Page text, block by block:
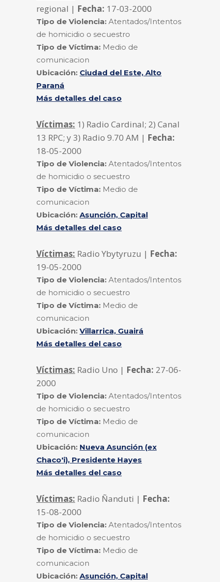
regional | Fecha: 17-03-2000
Tipo de Violencia: Atentados/Intentos
de homicidio o secuestro
Tipo de Víctima: Medio de
comunicacion
Ubicación: Ciudad del Este, Alto
Paraná
Más detalles del caso
Víctimas: 1) Radio Cardinal; 2) Canal
13 RPC; y 3) Radio 9.70 AM | Fecha:
18-05-2000
Tipo de Violencia: Atentados/Intentos
de homicidio o secuestro
Tipo de Víctima: Medio de
comunicacion
Ubicación: Asunción, Capital
Más detalles del caso
Víctimas: Radio Ybytyruzu | Fecha:
19-05-2000
Tipo de Violencia: Atentados/Intentos
de homicidio o secuestro
Tipo de Víctima: Medio de
comunicacion
Ubicación: Villarrica, Guairá
Más detalles del caso
Víctimas: Radio Uno | Fecha: 27-06-
2000
Tipo de Violencia: Atentados/Intentos
de homicidio o secuestro
Tipo de Víctima: Medio de
comunicacion
Ubicación: Nueva Asunción (ex
Chaco'i), Presidente Hayes
Más detalles del caso
Víctimas: Radio Ñanduti | Fecha:
15-08-2000
Tipo de Violencia: Atentados/Intentos
de homicidio o secuestro
Tipo de Víctima: Medio de
comunicacion
Ubicación: Asunción, Capital